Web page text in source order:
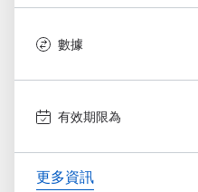
數據
有效期限為
更多資訊